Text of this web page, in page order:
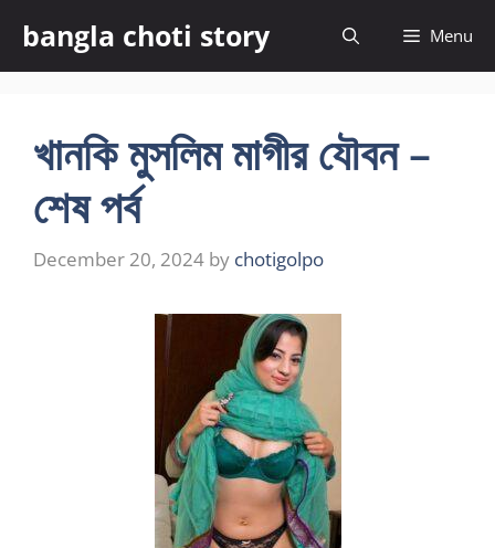
content
bangla choti story Menu
খানকি মুসলিম মাগীর যৌবন –
শেষ পর্ব
December 20, 2024 by chotigolpo